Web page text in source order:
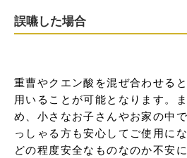
誤嚥した場合
重曹やクエン酸を混ぜ合わせる
用いることが可能となります。
め、小さなお子さんやお家の中
っしゃる方も安心してご使用に
どの程度安全なものなのか不安